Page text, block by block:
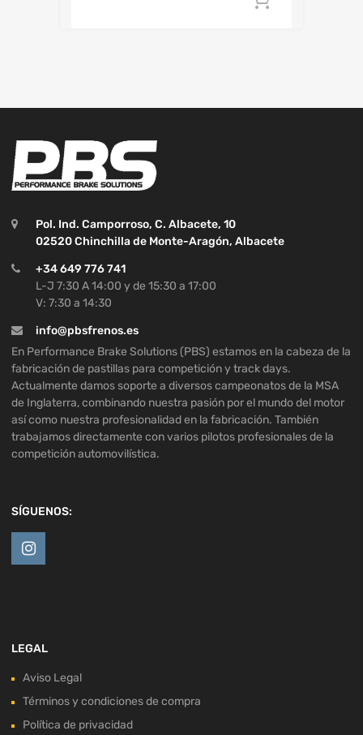
Pol. Ind. Camporroso, C. Albacete, 10
02520 Chinchilla de Monte-Aragón, Albacete
+34 649 776 741
L-J 7:30 A 14:00 y de 15:30 a 17:00
V: 7:30 a 14:30
info@pbsfrenos.es
En Performance Brake Solutions (PBS) estamos en la cabeza de la
fabricación de pastillas para competición y track days.
Actualmente damos soporte a diversos campeonatos de la MSA
de Inglaterra, combinando nuestra pasión por el mundo del motor
así como nuestra profesionalidad en la fabricación. También
trabajamos directamente con varios pilotos profesionales de la
competición automovilística.
SÍGUENOS:
LEGAL
Aviso Legal
Términos y condiciones de compra
Política de privacidad